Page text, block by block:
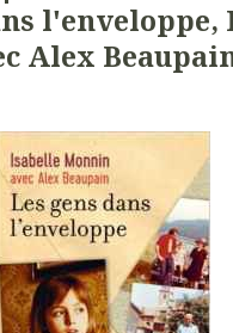
l'enveloppe,
Alex